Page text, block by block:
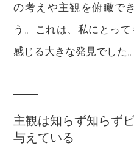
の考えや主観を俯瞰で
う。これは、私にとっ
感じる大きな発見でした。
主観は知らず知らず
与えている